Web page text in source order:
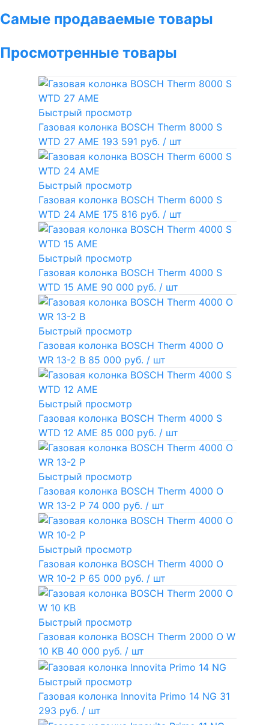
Самые продаваемые товары
Просмотренные товары
Быстрый просмотр
Газовая колонка BOSCH Therm 8000 S
WTD 27 AME 193 591 руб. / шт
Быстрый просмотр
Газовая колонка BOSCH Therm 6000 S
WTD 24 AME 175 816 руб. / шт
Быстрый просмотр
Газовая колонка BOSCH Therm 4000 S
WTD 15 AME 90 000 руб. / шт
Быстрый просмотр
Газовая колонка BOSCH Therm 4000 O
WR 13-2 В 85 000 руб. / шт
Быстрый просмотр
Газовая колонка BOSCH Therm 4000 S
WTD 12 AME 85 000 руб. / шт
Быстрый просмотр
Газовая колонка BOSCH Therm 4000 O
WR 13-2 P 74 000 руб. / шт
Быстрый просмотр
Газовая колонка BOSCH Therm 4000 O
WR 10-2 P 65 000 руб. / шт
Быстрый просмотр
Газовая колонка BOSCH Therm 2000 O W
10 KB 40 000 руб. / шт
Быстрый просмотр
Газовая колонка Innovita Primo 14 NG 31
293 руб. / шт